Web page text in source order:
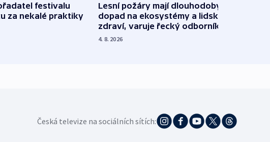
festivalu
za nekalé praktiky
Lesní požáry mají dlouhodobý
dopad na ekosystémy a lidské
zdraví, varuje řecký odborník
4. 8. 2026
Česká televize na sociálních sítích: